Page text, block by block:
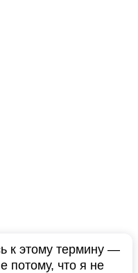
к этому термину —
потому, что я не